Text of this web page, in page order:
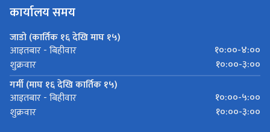
कार्यालय समय
जाडो (कार्तिक १६ देखि माघ १५)
आइतबार - बिहीवार
१०:००-४:००
शुक्रवार
१०:००-३:००
गर्मी (माघ १६ देखि कार्तिक १५)
आइतबार - बिहीवार
१०:००-५:००
शुक्रवार
१०:००-३:००